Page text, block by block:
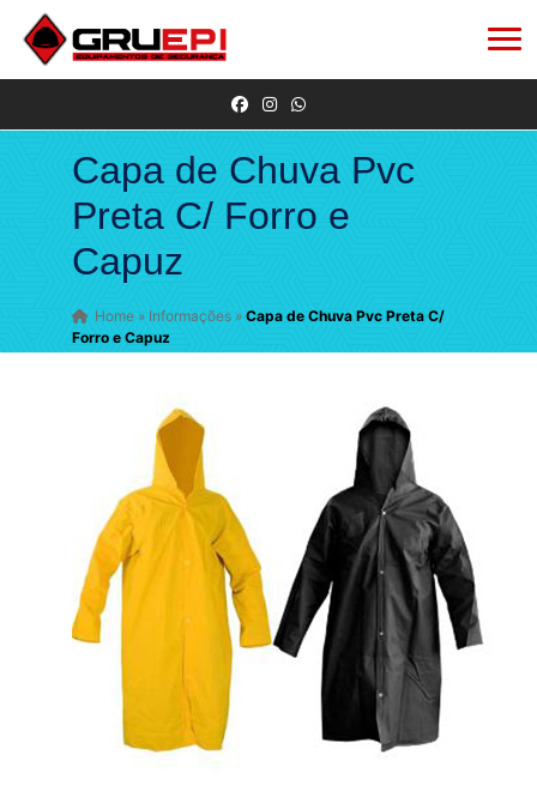
Capa de Chuva Pvc
Preta C/ Forro e
Capuz
Home» Informações » Capa de Chuva Pvc Preta C/
Forro e Capuz